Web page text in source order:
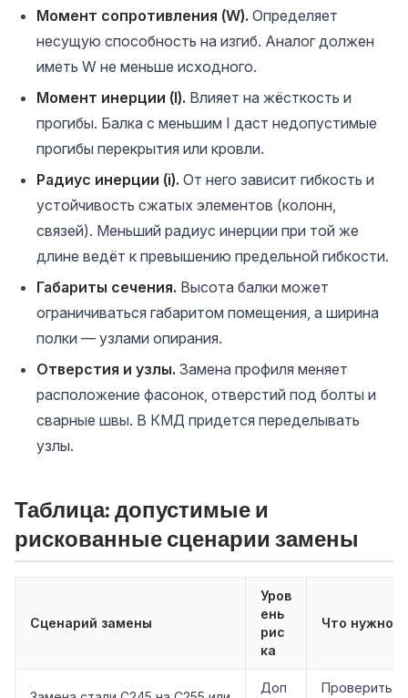
Момент сопротивления (W). Определяет
несущую способность на изгиб. Аналог должен
иметь W не меньше исходного.
Момент инерции (I). Влияет на жёсткость и
прогибы. Балка с меньшим I даст недопустимые
прогибы перекрытия или кровли.
Радиус инерции (i). От него зависит гибкость и
устойчивость сжатых элементов (колонн,
связей). Меньший радиус инерции при той же
длине ведёт к превышению предельной гибкости.
Габариты сечения. Высота балки может
ограничиваться габаритом помещения, а ширина
полки — узлами опирания.
Отверстия и узлы. Замена профиля меняет
расположение фасонок, отверстий под болты и
сварные швы. В КМД придется переделывать
узлы.
Таблица: допустимые и
рискованные сценарии замены
Сценарий замены
Уров
ень
рис
ка
Что нужно
Доп
Проверить